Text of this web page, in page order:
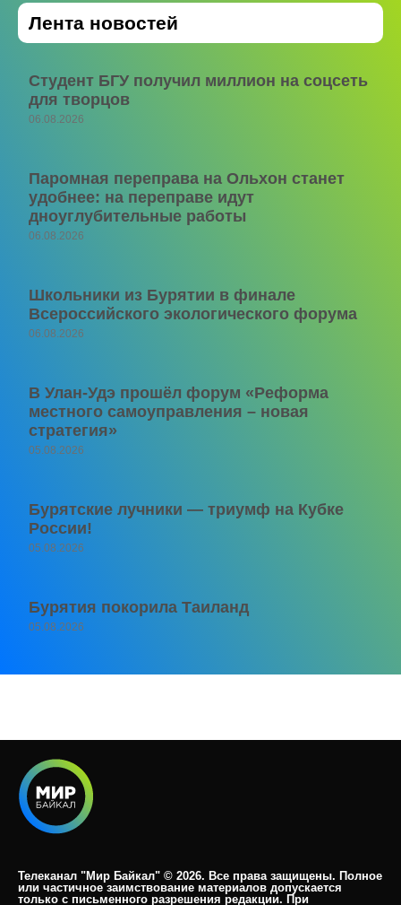
Лента новостей
Студент БГУ получил миллион на соцсеть
для творцов
06.08.2026
Паромная переправа на Ольхон станет
удобнее: на переправе идут
дноуглубительные работы
06.08.2026
Школьники из Бурятии в финале
Всероссийского экологического форума
06.08.2026
В Улан-Удэ прошёл форум «Реформа
местного самоуправления – новая
стратегия»
05.08.2026
Бурятские лучники — триумф на Кубке
России!
05.08.2026
Бурятия покорила Таиланд
05.08.2026
Телеканал "Мир Байкал" © 2026. Все права защищены. Полное
или частичное заимствование материалов допускается
только с письменного разрешения редакции. При